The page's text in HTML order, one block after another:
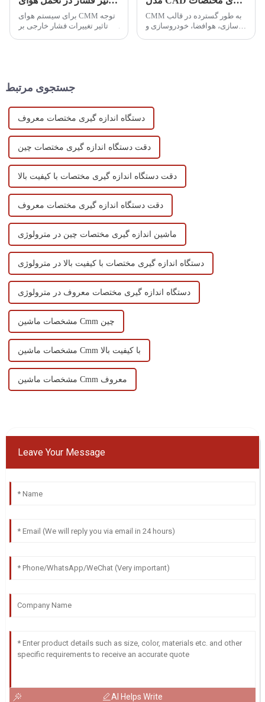
برای سیستم هوای CMM توجه
به تاثیر تغییرات فشار خارجی بر
CMM به طور گسترده در قالب
سازی، هوافضا، خودروسازی و
جستجوی مرتبط
دستگاه اندازه گیری مختصات معروف
دقت دستگاه اندازه گیری مختصات چین
دقت دستگاه اندازه گیری مختصات با کیفیت بالا
دقت دستگاه اندازه گیری مختصات معروف
ماشین اندازه گیری مختصات چین در مترولوژی
دستگاه اندازه گیری مختصات با کیفیت بالا در مترولوژی
دستگاه اندازه گیری مختصات معروف در مترولوژی
مشخصات ماشین Cmm چین
مشخصات ماشین Cmm با کیفیت بالا
مشخصات ماشین Cmm معروف
Leave Your Message
AI Helps Write